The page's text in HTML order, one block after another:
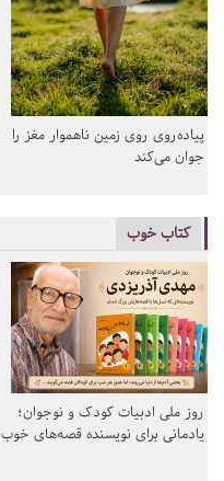
پیاده‌روی روی زمین ناهموار مغز را
جوان می‌کند
کتاب خوب
روز ملی ادبیات کودک و نوجوان؛
یادمانی برای نویسنده قصه‌های خوب